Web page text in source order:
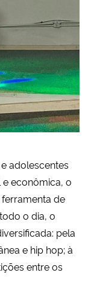
adolescentes
econômica, o
de
o dia, o
pela
e hip hop; à
entre os